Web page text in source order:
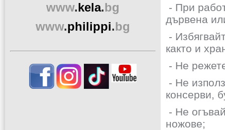
- При
дървена
-
както и
- Не
- Не
консерви,
- Не
ножове;
www.kela.bg
www.philippi.bg